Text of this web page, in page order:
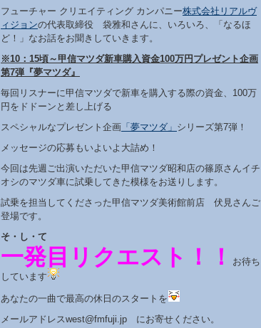
フューチャー クリエイティング カンパニー株式会社リアルヴ
ィジョンの代表取締役 袋雅和さんに、いろいろ、「なるほ
ど！」なお話をお聞きしていきます。
※10：15頃～甲信マツダ新車購入資金100万円プレゼント企画
第7弾『夢マツダ』
毎回リスナーに甲信マツダで新車を購入する際の資金、100万
円をドドーンと差し上げる
スペシャルなプレゼント企画 「夢マツダ」 シリーズ第7弾！
メッセージの応募もいよいよ大詰め！
今回は先週ご出演いただいた甲信マツダ昭和店の篠原さんイチ
オシのマツダ車に試乗してきた模様をお送りします。
試乗を担当してくださった甲信マツダ美術館前店 伏見さんご
登場です。
そ・し・て
一発目リクエスト！！
お待ち
しています
あなたの一曲で最高の休日のスタートを
メールアドレスwest@fmfuji.jp にお寄せください。